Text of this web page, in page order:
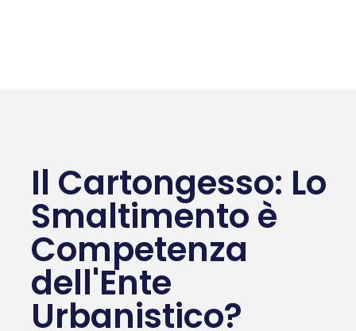
Il Cartongesso: Lo
Smaltimento è
Competenza
dell'Ente
Urbanistico?